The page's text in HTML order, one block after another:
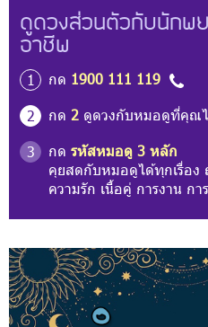
ดูดวงส่วนตัวกับนักพ
อาชีพ
1 กด 1900 111 119
2
กด 2 ดูดวงกับหมอดูที่คุณไ
3
กด รหัสหมอดู 3 หลัก
คุยสดกับหมอดูได้ทุกเรื่อง
ความรัก เนื้อคู่ การงาน ก